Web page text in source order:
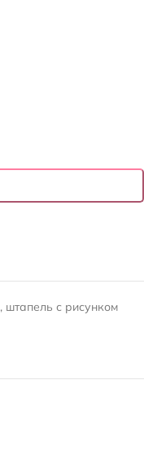
, штапель с рисунком